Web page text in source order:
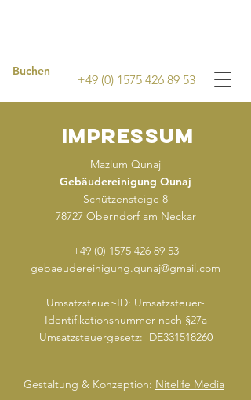
Buchen
+49 (0) 1575 426 89 53
Mazlum Qunaj
Gebäudereinigung Qunaj
Schützensteige 8
78727 Oberndorf am Neckar
+49 (0) 1575 426 89 53
gebaeudereinigung.qunaj@gmail.com
Umsatzsteuer-ID: Umsatzsteuer-
Identifikationsnummer nach §27a
Umsatzsteuergesetz: DE331518260
Gestaltung & Konzeption: Nitelife Media
IMPRESSUM